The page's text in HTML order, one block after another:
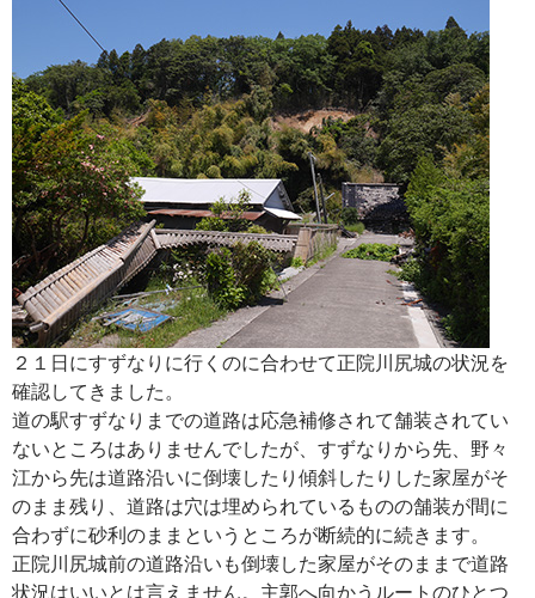
２１日にすずなりに行くのに合わせて正院川尻城の状況を
確認してきました。
道の駅すずなりまでの道路は応急補修されて舗装されてい
ないところはありませんでしたが、すずなりから先、野々
江から先は道路沿いに倒壊したり傾斜したりした家屋がそ
のまま残り、道路は穴は埋められているものの舗装が間に
合わずに砂利のままというところが断続的に続きます。
正院川尻城前の道路沿いも倒壊した家屋がそのままで道路
状況はいいとは言えません。主郭へ向かうルートのひとつ